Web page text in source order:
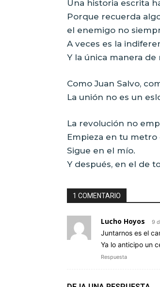
Una historia escrita
Porque recuerda
el enemigo no
A veces es la
Y la única manera de
Como Juan Salvo,
La unión no es un
La revolución no
Empieza en tu metro
Sigue en el mío.
Y después, en el de
1 COMENTARIO
Lucho Hoyos 9
Juntarnos es el
Ya lo anticipo un
Respuesta